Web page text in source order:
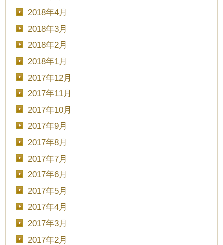
2018年4月
2018年3月
2018年2月
2018年1月
2017年12月
2017年11月
2017年10月
2017年9月
2017年8月
2017年7月
2017年6月
2017年5月
2017年4月
2017年3月
2017年2月